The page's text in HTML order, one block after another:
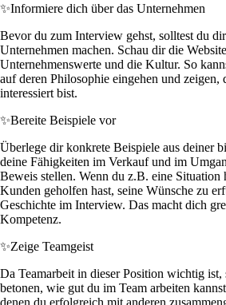
✨Informiere dich über das Unternehmen
Bevor du zum Interview gehst, solltest du
Unternehmen machen. Schau dir die
Unternehmenswerte und die Kultur. So
auf deren Philosophie eingehen und zeigen,
interessiert bist.
✨Bereite Beispiele vor
Überlege dir konkrete Beispiele aus deiner
deine Fähigkeiten im Verkauf und im
Beweis stellen. Wenn du z.B. eine Situation
Kunden geholfen hast, seine Wünsche zu
Geschichte im Interview. Das macht dich
Kompetenz.
✨Zeige Teamgeist
Da Teamarbeit in dieser Position wichtig
betonen, wie gut du im Team arbeiten
denen du erfolgreich mit anderen